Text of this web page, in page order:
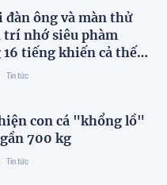
đàn ông và màn thử
trí nhớ siêu phàm
tiếng khiến cả thế
ngạc
Tin tức
con cá "khổng lồ"
700 kg
Tin tức